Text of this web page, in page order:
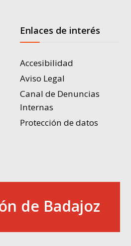
Enlaces de interés
Accesibilidad
Aviso Legal
Canal de Denuncias
Internas
Protección de datos
de Badajoz